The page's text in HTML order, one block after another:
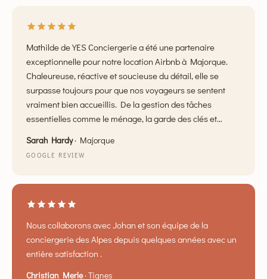
Mathilde de YES Conciergerie a été une partenaire
exceptionnelle pour notre location Airbnb à Majorque.
Chaleureuse, réactive et soucieuse du détail, elle se
surpasse toujours pour que nos voyageurs se sentent
vraiment bien accueillis. De la gestion des tâches
essentielles comme le ménage, la garde des clés et
courses et les recommandations locales, Mathilde se
surpasse constamment. Ce qui la distingue vraiment,
tant pour notre expérience d'hôte que pour la qualité du
d'autres agences de location, mais aucune n'a offert le
même niveau d'attention et de professionnalisme. Je
recommande sans hésiter Mathilde et YES Conciergerie
à toute personne recherchant un accompagnement fiable
Sarah Hardy· Majorque
GOOGLE REVIEW
Nous collaborons avec Johan et son équipe de la
conciergerie des Alpes depuis quelques années avec un
entière satisfaction .
Christian Merle·Tignes